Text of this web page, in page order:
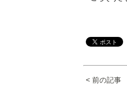
< 前の記事